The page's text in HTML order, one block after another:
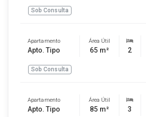
Sob Consulta
Apartamento
Apto. Tipo
Área Útil
65 m² 2
Sob Consulta
Apartamento
Apto. Tipo
Área Útil
85 m² 3